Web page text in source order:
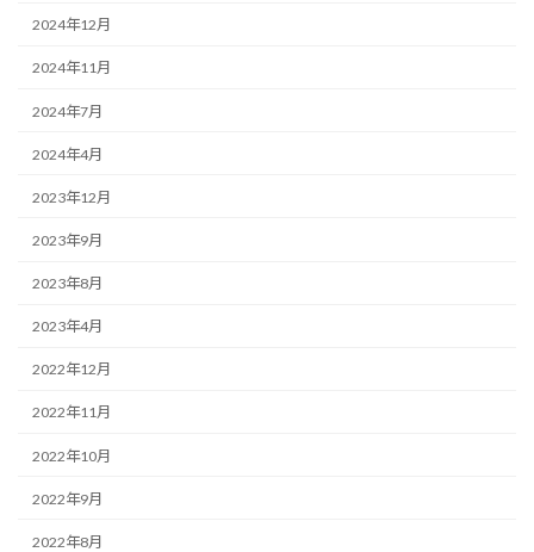
2024年12月
2024年11月
2024年7月
2024年4月
2023年12月
2023年9月
2023年8月
2023年4月
2022年12月
2022年11月
2022年10月
2022年9月
2022年8月